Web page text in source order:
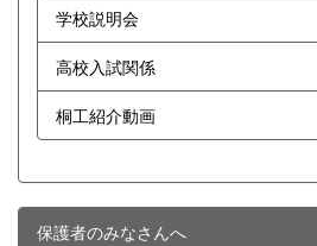
学校説明会
高校入試関係
桐工紹介動画
保護者のみなさんへ